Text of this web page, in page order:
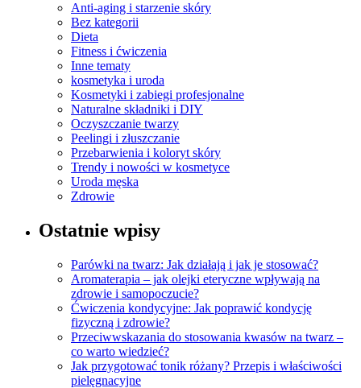
Anti-aging i starzenie skóry
Bez kategorii
Dieta
Fitness i ćwiczenia
Inne tematy
kosmetyka i uroda
Kosmetyki i zabiegi profesjonalne
Naturalne składniki i DIY
Oczyszczanie twarzy
Peelingi i złuszczanie
Przebarwienia i koloryt skóry
Trendy i nowości w kosmetyce
Uroda męska
Zdrowie
Ostatnie wpisy
Parówki na twarz: Jak działają i jak je stosować?
Aromaterapia – jak olejki eteryczne wpływają na
zdrowie i samopoczucie?
Ćwiczenia kondycyjne: Jak poprawić kondycję
fizyczną i zdrowie?
Przeciwwskazania do stosowania kwasów na twarz –
co warto wiedzieć?
Jak przygotować tonik różany? Przepis i właściwości
pielęgnacyjne